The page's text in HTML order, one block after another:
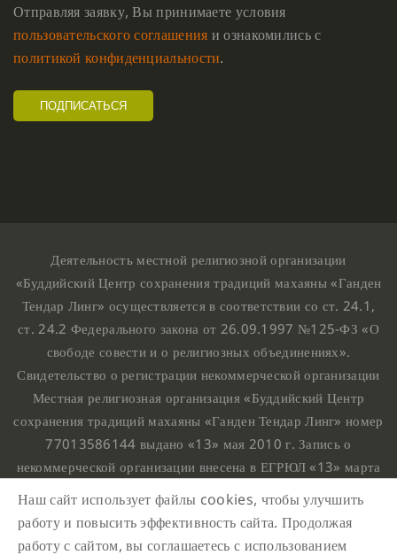
Отправляя заявку, Вы принимаете условия
пользовательского соглашения и ознакомились с
политикой конфиденциальности.
Деятельность местной религиозной организации
«Буддийский Центр сохранения традиций махаяны «Ганден
Тендар Линг» осуществляется в соответствии со ст. 24.1,
ст. 24.2 Федерального закона от 26.09.1997 №125-ФЗ «О
свободе совести и о религиозных объединениях».
Свидетельство о регистрации некоммерческой организации
Местная религиозная организация «Буддийский Центр
сохранения традиций махаяны «Ганден Тендар Линг» номер
77013586144 выдано «13» мая 2010 г. Запись о
некоммерческой организации внесена в ЕГРЮЛ «13» марта
номером 1107799015708.
Ганден Тендар Линг © 2020 Все права защищены
Наш сайт использует файлы cookies, чтобы улучшить
работу и повысить эффективность сайта. Продолжая
работу с сайтом, вы соглашаетесь с использованием